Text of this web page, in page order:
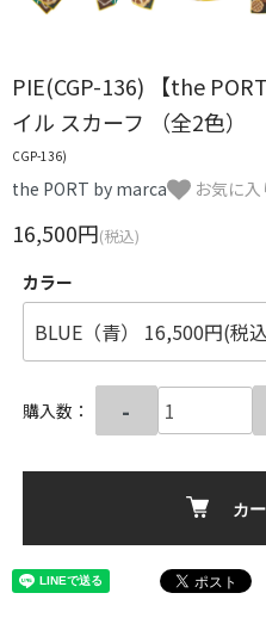
PIE(CGP-136) 【the
イル スカーフ （全2色）
CGP-136)
the PORT by marca お気に入
16,500円(税込)
カラー
購入数： -
カ